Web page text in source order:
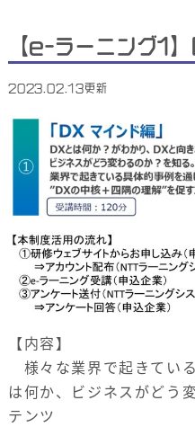
【e-ラーニング1
2023.02.13更新
【内容】
様々な業界で起きてい
は何か、ビジネスがどう
テンツ